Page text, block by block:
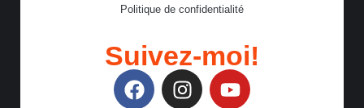
Politique de confidentialité
Suivez-moi!